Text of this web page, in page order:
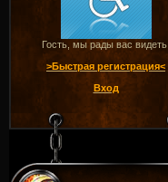
Гость, мы рады вас видеть.
>Быстрая регистрация<
Вход